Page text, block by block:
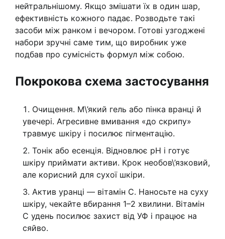
нейтральнішому. Якщо змішати їх в один шар,
ефективність кожного падає. Розводьте такі
засоби між ранком і вечором. Готові узгоджені
набори зручні саме тим, що виробник уже
подбав про сумісність формул між собою.
Покрокова схема застосування
Очищення. М\’який гель або пінка вранці й
увечері. Агресивне вмивання «до скрипу»
травмує шкіру і посилює пігментацію.
Тонік або есенція. Відновлює pH і готує
шкіру приймати активи. Крок необов\’язковий,
але корисний для сухої шкіри.
Актив уранці — вітамін C. Наносьте на суху
шкіру, чекайте вбирання 1–2 хвилини. Вітамін
C удень посилює захист від УФ і працює на
сяйво.